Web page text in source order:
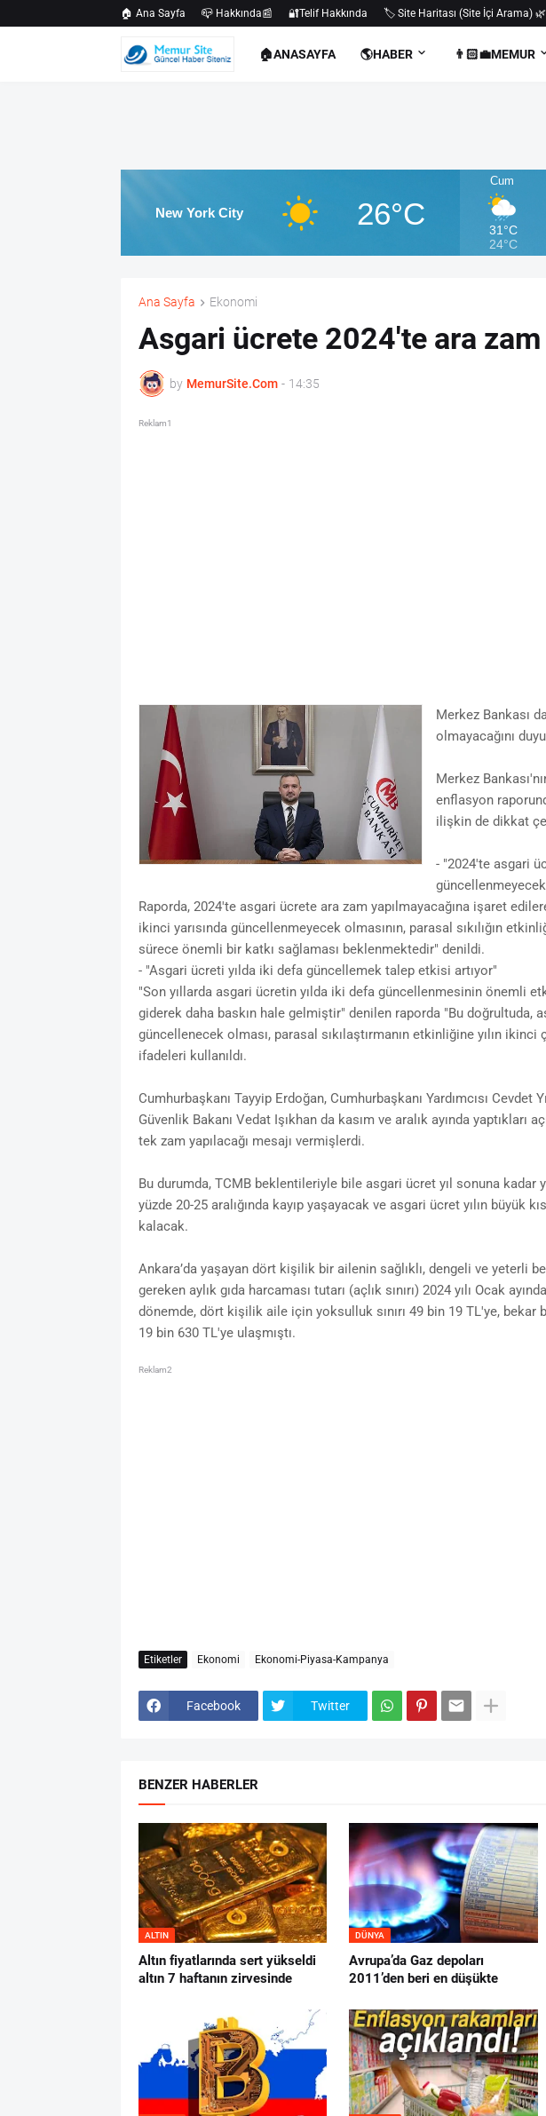
🏠 Ana Sayfa 📪 Hakkında📰 🔐Telif Hakkında 🏷️ Site Haritası (Site İçi Arama) 🌿
🏠ANASAYFA 🌎HABER 👨🏻‍💼MEMUR
New York City 26°C
Cum
31°C
24°C
Ana Sayfa Ekonomi
Asgari ücrete 2024'te ara
by MemurSite.Com - 14:35
Reklam1
Merkez Bankası
olmayacağını
Merkez
enflasyon
ilişkin de dikkat
- "2024'te asgari
Raporda, 2024'te asgari ücrete ara zam yapılmayacağına işaret
ikinci yarısında güncellenmeyecek olmasının, parasal sıkılığın
sürece önemli bir katkı sağlaması beklenmektedir" denildi.
- "Asgari ücreti yılda iki defa güncellemek talep etkisi artıyor"
"Son yıllarda asgari ücretin yılda iki defa güncellenmesinin önemli
giderek daha baskın hale gelmiştir" denilen raporda "Bu doğrultuda,
güncellenecek olması, parasal sıkılaştırmanın etkinliğine yılın ikinci
ifadeleri kullanıldı.
Cumhurbaşkanı Tayyip Erdoğan, Cumhurbaşkanı Yardımcısı Cevdet
Güvenlik Bakanı Vedat Işıkhan da kasım ve aralık ayında yaptıkları
tek zam yapılacağı mesajı vermişlerdi.
Bu durumda, TCMB beklentileriyle bile asgari ücret yıl sonuna kadar
yüzde 20-25 aralığında kayıp yaşayacak ve asgari ücret yılın büyük
kalacak.
Ankara’da yaşayan dört kişilik bir ailenin sağlıklı, dengeli ve yeterli
gereken aylık gıda harcaması tutarı (açlık sınırı) 2024 yılı Ocak
dönemde, dört kişilik aile için yoksulluk sınırı 49 bin 19 TL'ye, bekar
19 bin 630 TL'ye ulaşmıştı.
Reklam2
Etiketler Ekonomi Ekonomi-Piyasa-Kampanya
Facebook Twitter
BENZER HABERLER
ALTIN
Altın fiyatlarında sert yükseldi
altın 7 haftanın zirvesinde
DÜNYA
Avrupa’da Gaz depoları
2011’den beri en düşükte